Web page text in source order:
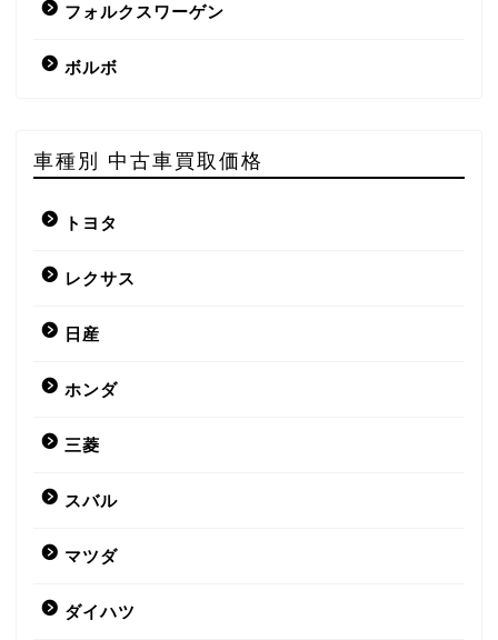
フォルクスワーゲン
ボルボ
車種別 中古車買取価格
トヨタ
レクサス
日産
ホンダ
三菱
スバル
マツダ
ダイハツ